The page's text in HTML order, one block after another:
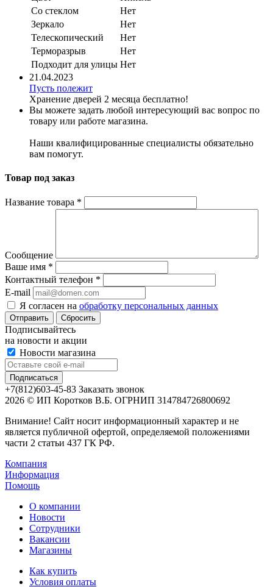
Со стеклом
Нет
Зеркало
Нет
Телескопический
Нет
Терморазрыв
Нет
Подходит для улицы Нет
21.04.2023
Пусть полежит
Хранение дверей 2 месяца бесплатно!
Вы можете задать любой интересующий вас вопрос по
товару или работе магазина.
Наши квалифицированные специалисты обязательно
вам помогут.
Товар под заказ
Название товара *
Сообщение
Ваше имя *
Контактный телефон *
E-mail
Я согласен на обработку персональных данных
Сбросить
Подписывайтесь
на новости и акции
Новости магазина
+7(812)603-45-83 Заказать звонок
2026 © ИП Коротков В.Б. ОГРНИП 314784726800692
Внимание! Сайт носит информационный характер и не
является публичной офертой, определяемой положениями
части 2 статьи 437 ГК РФ.
Компания
Информация
Помощь
О компании
Новости
Сотрудники
Вакансии
Магазины
Как купить
Условия оплаты